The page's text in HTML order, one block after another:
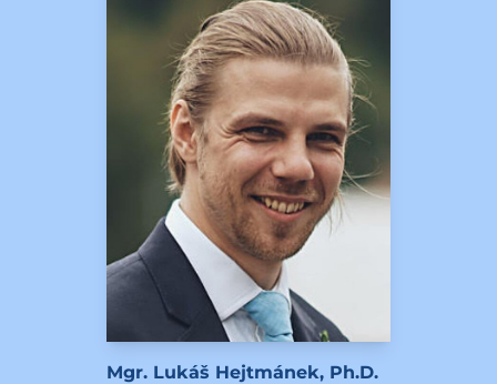
Mgr. Lukáš Hejtmánek, Ph.D.